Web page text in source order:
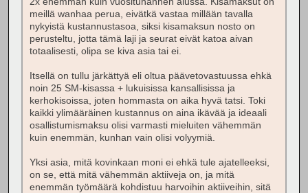
meillä wanhaa perua, eivätkä vastaa millään tavalla
nykyistä kustannustasoa, siksi kisamaksun nosto on
perusteltu, jotta tämä laji ja seurat eivät katoa aivan
totaalisesti, olipa se kiva asia tai ei.
Itsellä on tullu järkättyä eli oltua päävetovastuussa ehkä
noin 25 SM-kisassa + lukuisissa kansallisissa ja
kerhokisoissa, joten hommasta on aika hyvä tatsi. Toki
kaikki ylimääräinen kustannus on aina ikävää ja ideaali
osallistumismaksu olisi varmasti mieluiten vähemmän
kuin enemmän, kunhan vain olisi volyymiä.
Yksi asia, mitä kovinkaan moni ei ehkä tule ajatelleeksi,
on se, että mitä vähemmän aktiiveja on, ja mitä
enemmän työmäärä kohdistuu harvoihin aktiiveihin, sitä